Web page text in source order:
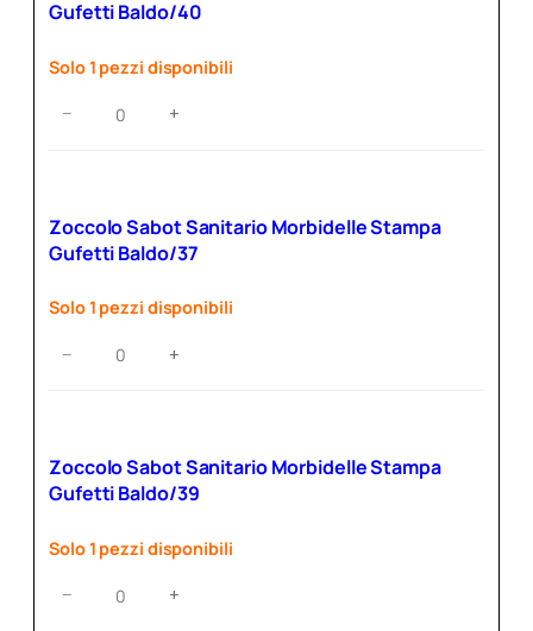
Zoccolo
Gufetti
Baldo/40
− +
Gufetti Baldo/40
Solo 1 pezzi disponibili
Zoccolo
Gufetti
Baldo/37
− +
Zoccolo Sabot Sanitario Morbidelle Stampa
Gufetti Baldo/37
Solo 1 pezzi disponibili
Zoccolo
− +
Zoccolo Sabot Sanitario Morbidelle Stampa
Gufetti Baldo/39
Solo 1 pezzi disponibili